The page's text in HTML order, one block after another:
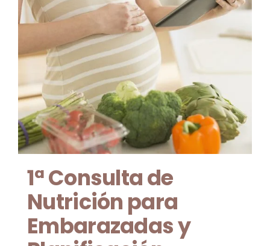
1ª Consulta de
Nutrición para
Embarazadas y